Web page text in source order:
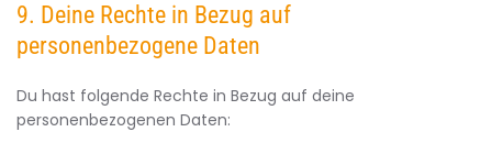
9. Deine Rechte in Bezug auf
personenbezogene Daten
Du hast folgende Rechte in Bezug auf deine
personenbezogenen Daten: